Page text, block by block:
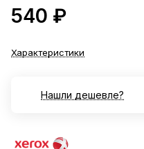
540 ₽
Характеристики
Нашли дешевле?